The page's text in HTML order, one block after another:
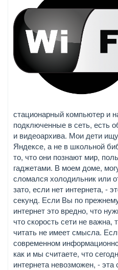
стационарный компьютер и
подключенные в сеть, есть
и видеоархива. Мои дети
Яндексе, а не в школьной
то, что они познают мир,
гаджетами. В моем доме,
сломался холодильник или
зато, если нет интернета, -
секунд. Если Вы по
интернет это вредно, что
что скорость сети не важна,
читать не имеет смысла.
современном
как и мы считаете, что
интернета невозможен, - эта